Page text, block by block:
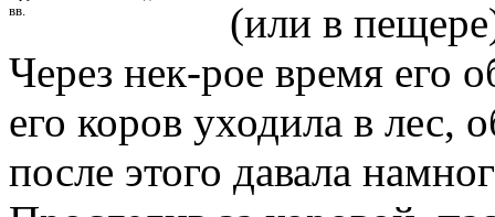
вв.
(или в
Через нек-рое время его
его коров уходила в лес,
после этого давала